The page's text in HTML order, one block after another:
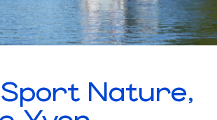
Nature,